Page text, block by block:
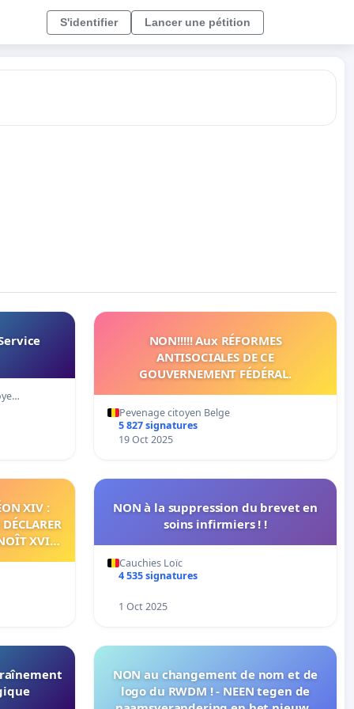
S'identifier Lancer une pétition
NON!!!!! Aux RÉFORMES
ANTISOCIALES DE CE
GOUVERNEMENT FÉDÉRAL.
Pevenage citoyen Belge
5 827 signatures
19 Oct 2025
XIV :
XVI
NON à la suppression du brevet en
soins infirmiers ! !
Cauchies Loïc
4 535 signatures
1 Oct 2025
NON au changement de nom et de
logo du RWDM ! - NEEN tegen de